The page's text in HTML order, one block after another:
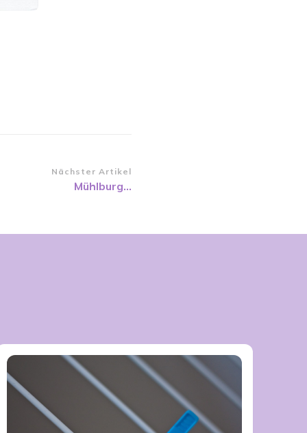
Nächster Artikel
Mühlburg…